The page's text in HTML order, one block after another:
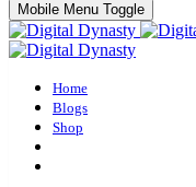
Mobile Menu Toggle
Home
Blogs
Shop